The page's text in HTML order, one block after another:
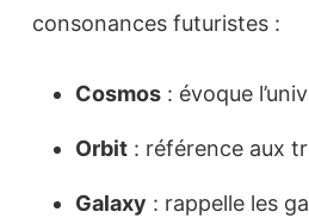
consonances futuristes :
Cosmos : évoque
Orbit : référence aux
Galaxy : rappelle les